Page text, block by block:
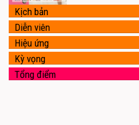
Kịch bản
Diễn viên
Hiệu ứng
Kỳ vọng
Tổng điểm